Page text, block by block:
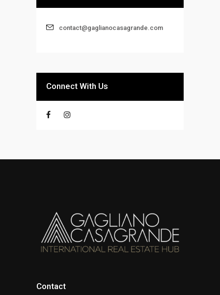
contact@gaglianocasagrande.com
Connect With Us
Contact